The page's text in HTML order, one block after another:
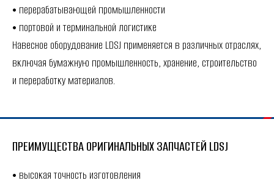
• перерабатывающей промышленности
• портовой и терминальной логистике
Навесное оборудование LDSJ применяется в различных отраслях,
включая бумажную промышленность, хранение, строительство
и переработку материалов.
ПРЕИМУЩЕСТВА ОРИГИНАЛЬНЫХ ЗАПЧАСТЕЙ LDSJ
• высокая точность изготовления